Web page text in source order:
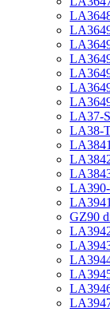
LA37-
LA38-
GZ90